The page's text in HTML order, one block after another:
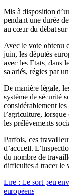
Mis à disposition
pendant une durée
au cœur du débat
Avec le vote obtenu
juin, les députés
avec les Etats, dans
salariés, régies par
De manière légale,
système de sécurité
considérablement
l’agriculture, lorsque
les prélèvements
Parfois, ces
d’accueil.
du nombre de
difficultés à tracer le
Lire : Le sort peu
européens